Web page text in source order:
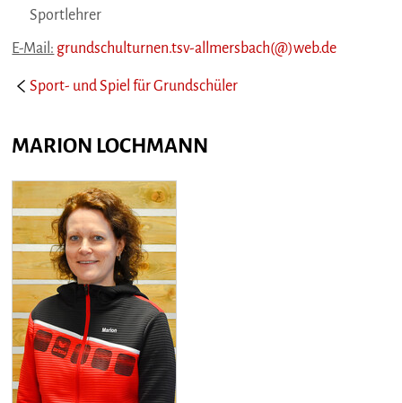
Sportlehrer
E-Mail: grundschulturnen.tsv-allmersbach(@)web.de
Sport- und Spiel für Grundschüler
MARION LOCHMANN